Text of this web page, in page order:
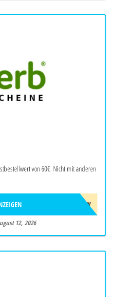
von 60€. Nicht mit anderen
AUG26SW
12, 2026